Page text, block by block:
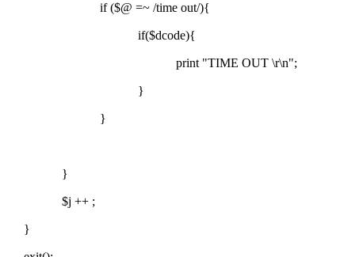
if ($@ =~ /time out/){
if($dcode){
print "TIME OUT \r\n";
}
}
}
$j ++ ;
}